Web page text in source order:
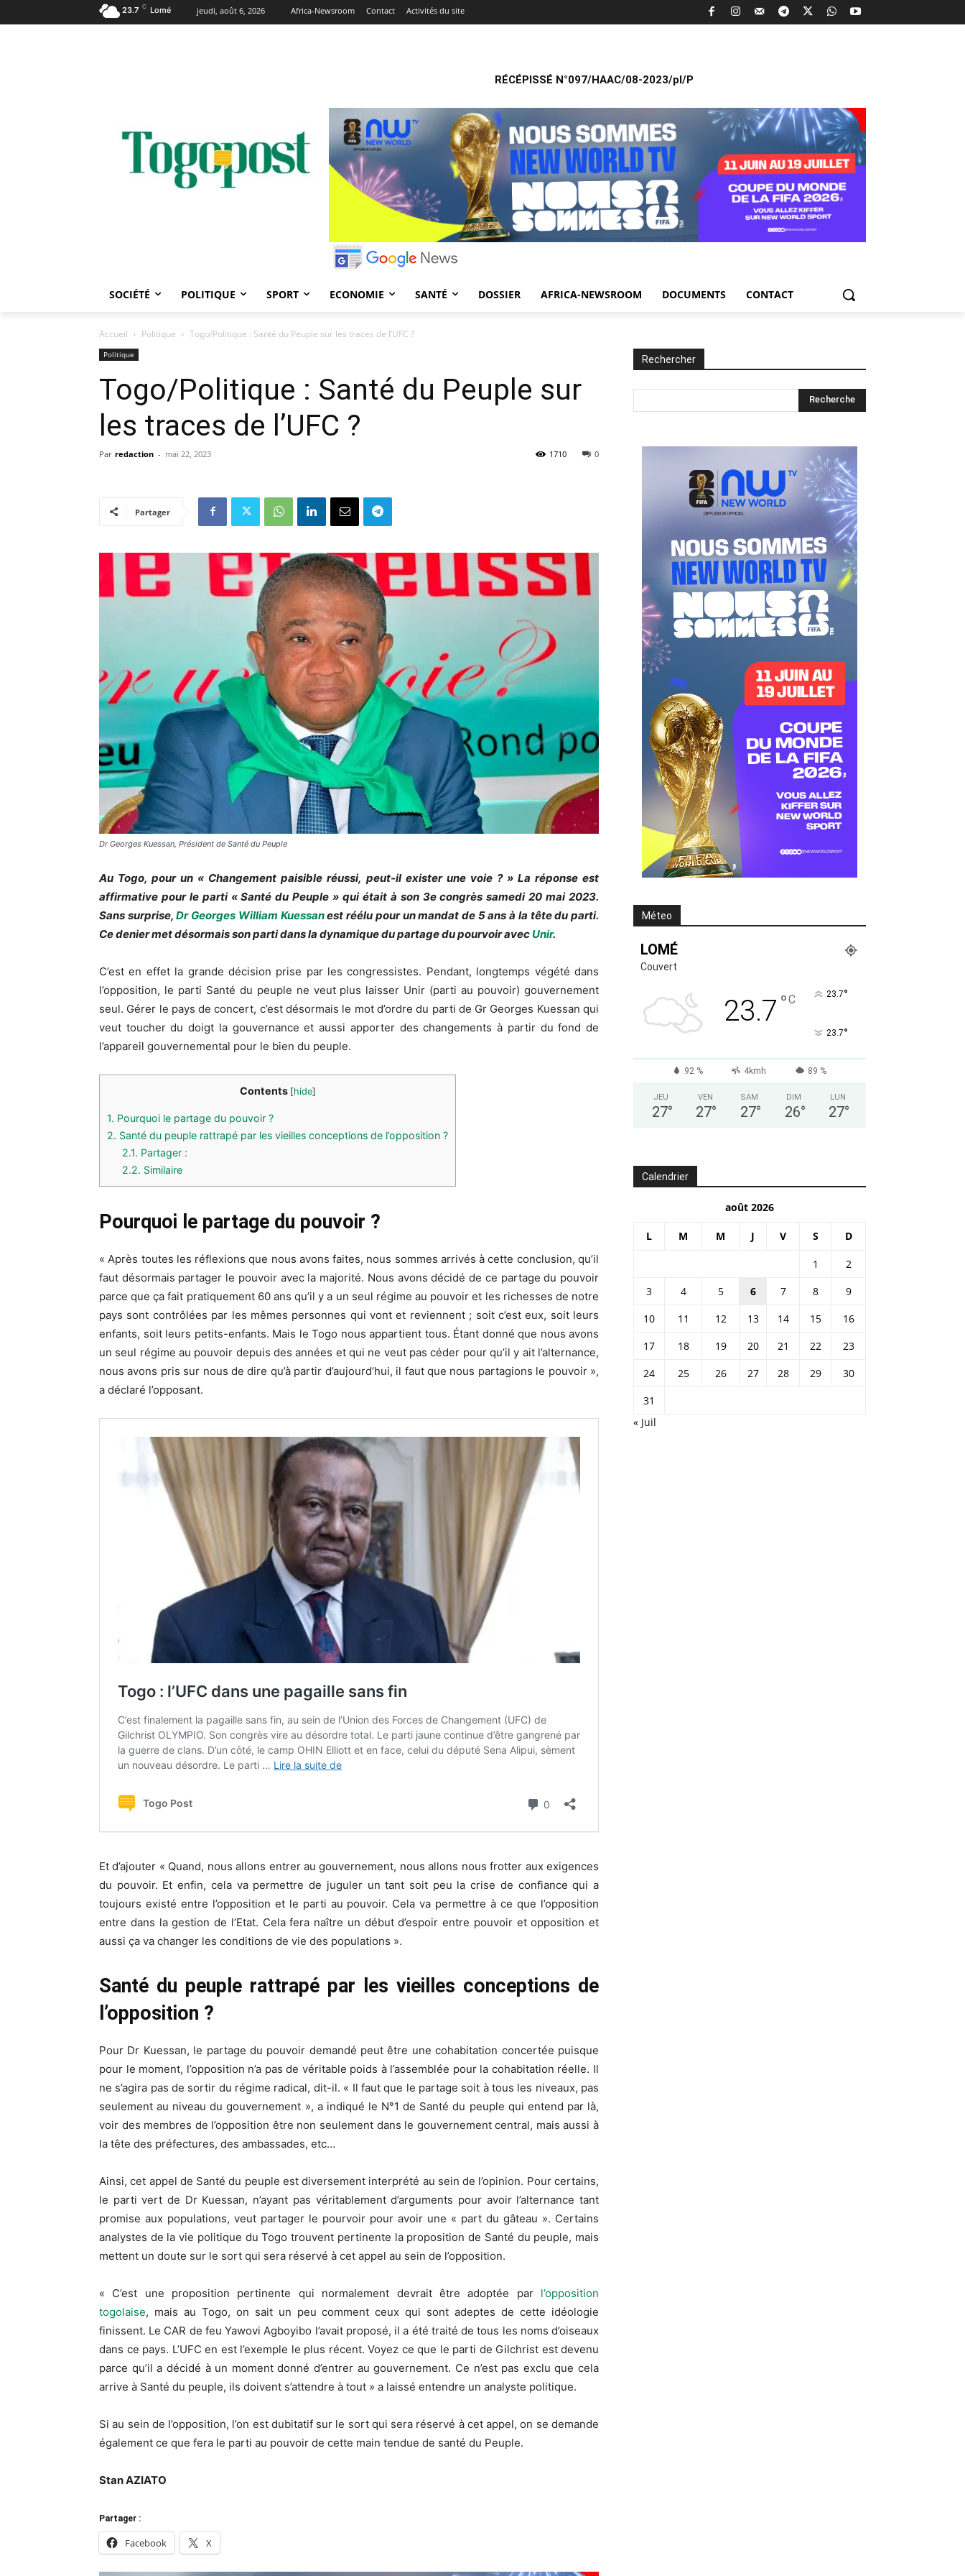
23.7 C Lomé jeudi, août 6, 2026 Africa-Newsroom Contact Activités du site
RÉCÉPISSÉ N°097/HAAC/08-2023/pl/P
SOCIÉTÉ POLITIQUE SPORT ECONOMIE SANTÉ DOSSIER AFRICA-NEWSROOM DOCUMENTS CONTACT
Accueil Politique Togo/Politique : Santé du Peuple sur les traces de l’UFC ?
Politique
Togo/Politique : Santé du Peuple sur
les traces de l’UFC ?
Par redaction - mai 22, 2023 0
1710
Partager
Dr Georges Kuessan, Président de Santé du Peuple
Au Togo, pour un « Changement paisible réussi, peut-il exister une voie ? » La réponse est
affirmative pour le parti « Santé du Peuple » qui était à son 3e congrès samedi 20 mai 2023.
Sans surprise,Dr Georges William Kuessanest réélu pour un mandat de 5 ans à la tête du parti.
Ce denier met désormais son parti dans la dynamique du partage du pourvoir avecUnir.
C’est en effet la grande décision prise par les congressistes. Pendant, longtemps végété dans
l’opposition, le parti Santé du peuple ne veut plus laisser Unir (parti au pouvoir) gouvernement
seul. Gérer le pays de concert, c’est désormais le mot d’ordre du parti de Gr Georges Kuessan qui
veut toucher du doigt la gouvernance et aussi apporter des changements à partir du fond de
l’appareil gouvernemental pour le bien du peuple.
Contents [hide]
1. Pourquoi le partage du pouvoir ?
2. Santé du peuple rattrapé par les vieilles conceptions de l’opposition ?
2.1. Partager :
2.2. Similaire
Pourquoi le partage du pouvoir ?
« Après toutes les réflexions que nous avons faites, nous sommes arrivés à cette conclusion, qu’il
faut désormais partager le pouvoir avec la majorité. Nous avons décidé de ce partage du pouvoir
parce que ça fait pratiquement 60 ans qu’il y a un seul régime au pouvoir et les richesses de notre
pays sont contrôlées par les mêmes personnes qui vont et reviennent ; soit c’est eux, soit leurs
enfants, soit leurs petits-enfants. Mais le Togo nous appartient tous. Étant donné que nous avons
un seul régime au pouvoir depuis des années et qui ne veut pas céder pour qu’il y ait l’alternance,
nous avons pris sur nous de dire qu’à partir d’aujourd’hui, il faut que nous partagions le pouvoir »,
a déclaré l’opposant.
Et d’ajouter « Quand, nous allons entrer au gouvernement, nous allons nous frotter aux exigences
du pouvoir. Et enfin, cela va permettre de juguler un tant soit peu la crise de confiance qui a
toujours existé entre l’opposition et le parti au pouvoir. Cela va permettre à ce que l’opposition
entre dans la gestion de l’Etat. Cela fera naître un début d’espoir entre pouvoir et opposition et
aussi ça va changer les conditions de vie des populations ».
Santé du peuple rattrapé par les vieilles conceptions de
l’opposition ?
Pour Dr Kuessan, le partage du pouvoir demandé peut être une cohabitation concertée puisque
pour le moment, l’opposition n’a pas de véritable poids à l’assemblée pour la cohabitation réelle. Il
ne s’agira pas de sortir du régime radical, dit-il. « Il faut que le partage soit à tous les niveaux, pas
seulement au niveau du gouvernement », a indiqué le N°1 de Santé du peuple qui entend par là,
voir des membres de l’opposition être non seulement dans le gouvernement central, mais aussi à
la tête des préfectures, des ambassades, etc…
Ainsi, cet appel de Santé du peuple est diversement interprété au sein de l’opinion. Pour certains,
le parti vert de Dr Kuessan, n’ayant pas véritablement d’arguments pour avoir l’alternance tant
promise aux populations, veut partager le pourvoir pour avoir une « part du gâteau ». Certains
analystes de la vie politique du Togo trouvent pertinente la proposition de Santé du peuple, mais
mettent un doute sur le sort qui sera réservé à cet appel au sein de l’opposition.
« C’est une proposition pertinente qui normalement devrait être adoptée par l’opposition
togolaise, mais au Togo, on sait un peu comment ceux qui sont adeptes de cette idéologie
finissent. Le CAR de feu Yawovi Agboyibo l’avait proposé, il a été traité de tous les noms d’oiseaux
dans ce pays. L’UFC en est l’exemple le plus récent. Voyez ce que le parti de Gilchrist est devenu
parce qu’il a décidé à un moment donné d’entrer au gouvernement. Ce n’est pas exclu que cela
arrive à Santé du peuple, ils doivent s’attendre à tout » a laissé entendre un analyste politique.
Si au sein de l’opposition, l’on est dubitatif sur le sort qui sera réservé à cet appel, on se demande
également ce que fera le parti au pouvoir de cette main tendue de santé du Peuple.
Stan AZIATO
Partager :
Facebook X
Rechercher
Méteo
LOMÉ
Couvert
23.7 °C 23.7°
23.7°
92 % 4kmh 89 %
JEU
27°
VEN
27°
SAM
27°
DIM
26°
LUN
27°
Calendrier
août 2026
L M M J V S D
1
2
3
4 5 6 7 8
9
10
11 12 13 14 15
16
17
18 19 20 21 22
23
24
25 26 27 28 29
30
31
« Juil